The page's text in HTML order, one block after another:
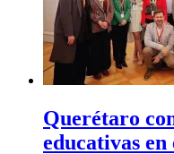
Querétaro
educativas